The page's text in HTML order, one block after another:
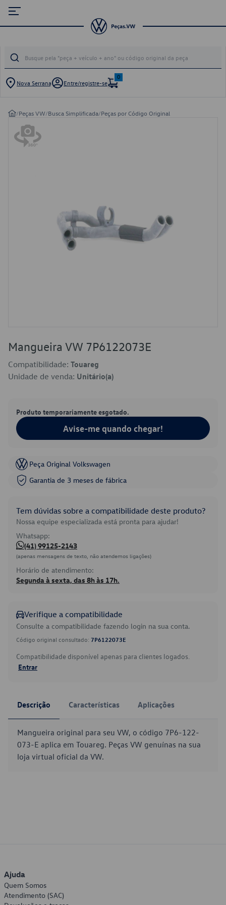
Nova Serrana Entre/registre-se
0
/Peças VW/Busca Simplificada/Peças por Código Original
Mangueira VW 7P6122073E
Compatibilidade: Touareg
Unidade de venda: Unitário(a)
Produto temporariamente esgotado.
Avise-me quando chegar!
Peça Original Volkswagen
Garantia de 3 meses de fábrica
Tem dúvidas sobre a compatibilidade deste produto?
Nossa equipe especializada está pronta para ajudar!
Whatsapp:
(41) 99125-2143
(apenas mensagens de texto, não atendemos ligações)
Horário de atendimento:
Segunda à sexta, das 8h às 17h.
Verifique a compatibilidade
Consulte a compatibilidade fazendo login na sua conta.
Código original consultado: 7P6122073E
Compatibilidade disponível apenas para clientes logados.
Entrar
Descrição Características Aplicações
Mangueira original para seu VW, o código 7P6-122-
073-E aplica em Touareg. Peças VW genuínas na sua
loja virtual oficial da VW.
Ajuda
Quem Somos
Atendimento (SAC)